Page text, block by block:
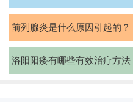
能力吗
前列腺炎是什么原因引起的？
如何治疗
洛阳阳痿有哪些有效治疗方法